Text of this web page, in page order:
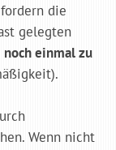
die
gelegten
noch einmal zu
Wenn nicht